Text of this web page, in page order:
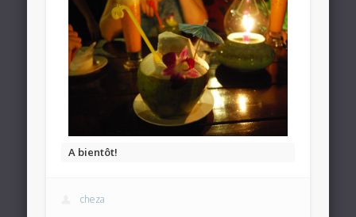
A bientôt!
cheza